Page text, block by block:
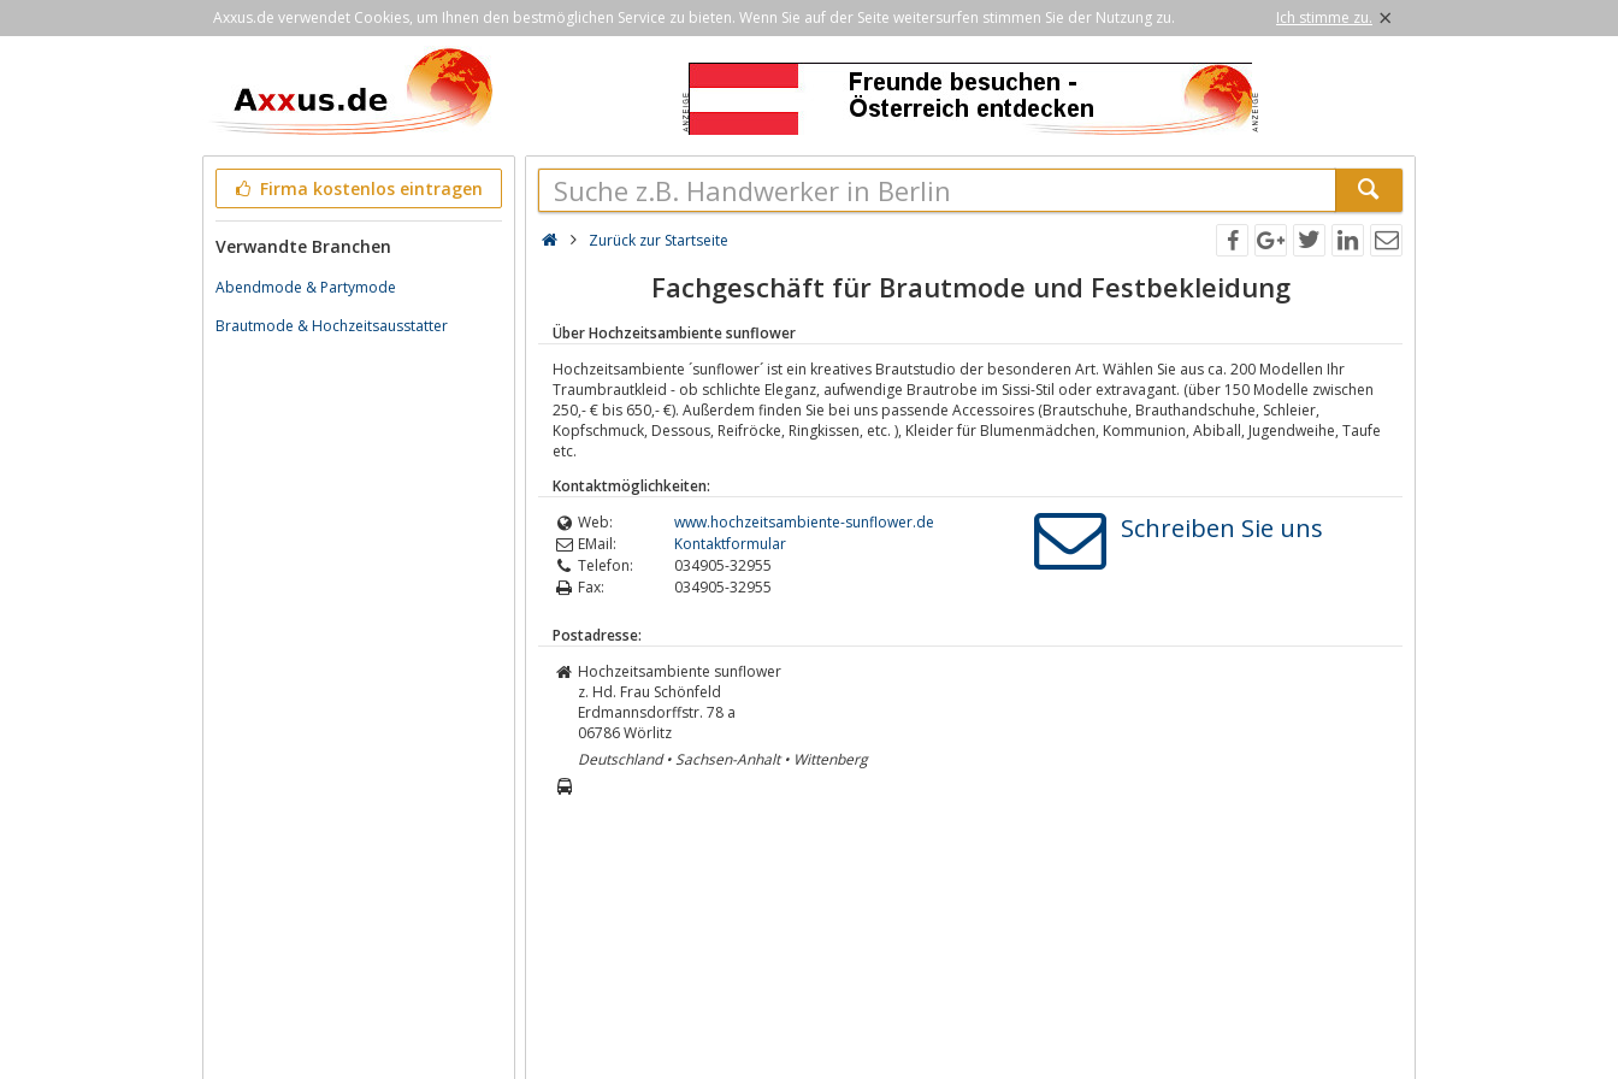
Axxus.de verwendet Cookies, um Ihnen den bestmöglichen Service zu bieten. Wenn Sie auf der Seite weitersurfen stimmen Sie der Nutzung zu. Ich stimme zu. ×
Firma kostenlos eintragen
Verwandte Branchen
Abendmode & Partymode
Brautmode & Hochzeitsausstatter
Zurück zur Startseite
Fachgeschäft für Brautmode und Festbekleidung
Über Hochzeitsambiente sunflower
Hochzeitsambiente ´sunflower´ ist ein kreatives Brautstudio der besonderen Art. Wählen Sie aus ca. 200 Modellen Ihr
Traumbrautkleid - ob schlichte Eleganz, aufwendige Brautrobe im Sissi-Stil oder extravagant. (über 150 Modelle zwischen
250,- € bis 650,- €). Außerdem finden Sie bei uns passende Accessoires (Brautschuhe, Brauthandschuhe, Schleier,
Kopfschmuck, Dessous, Reifröcke, Ringkissen, etc. ), Kleider für Blumenmädchen, Kommunion, Abiball, Jugendweihe, Taufe
etc.
Kontaktmöglichkeiten:
Web:
www.hochzeitsambiente-sunflower.de
EMail:
Kontaktformular
Telefon:
034905-32955
Fax:
034905-32955
Schreiben Sie uns
Postadresse:
Hochzeitsambiente sunflower
z. Hd. Frau Schönfeld
Erdmannsdorffstr. 78 a
06786Wörlitz
Deutschland • Sachsen-Anhalt • Wittenberg